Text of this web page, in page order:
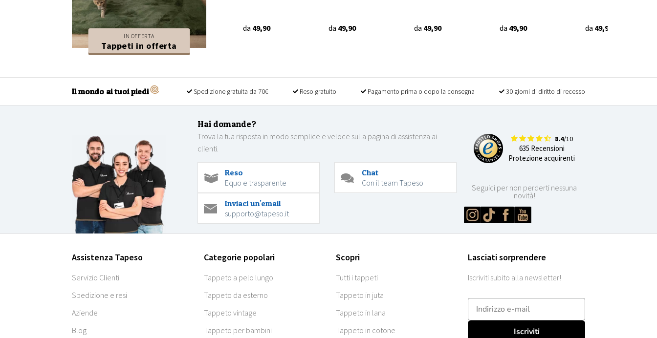
IN OFFERTA
Tappeti in offerta
da 49,90 da 49,90 da 49,90 da 49,90 da 49,90
Il mondo ai tuoi piedi Spedizione gratuita da 70€ Reso gratuito Pagamento prima o dopo la consegna 30 giorni di diritto di recesso
Hai domande?
Trova la tua risposta in modo semplice e veloce sulla pagina di assistenza ai
clienti.
Reso
Equo e trasparente
Chat
Con il team Tapeso
Inviaci un'email
supporto@tapeso.it
8.4/10
635 Recensioni
Protezione acquirenti
Seguici per non perderti nessuna
novità!
Assistenza Tapeso
Servizio Clienti
Spedizione e resi
Aziende
Blog
Categorie popolari
Tappeto a pelo lungo
Tappeto da esterno
Tappeto vintage
Tappeto per bambini
Scopri
Tutti i tappeti
Tappeto in juta
Tappeto in lana
Tappeto in cotone
Lasciati sorprendere
Iscriviti subito alla newsletter!
E-mailadres
Iscriviti